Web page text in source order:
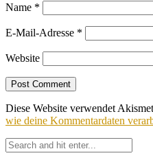
Name *
E-Mail-Adresse *
Website
Diese Website verwendet
wie deine Kommentardaten